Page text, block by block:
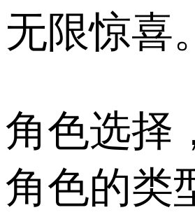
无限惊喜。
角色选择
角色的类